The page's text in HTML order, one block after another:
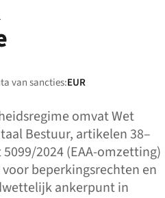
van sancties:EUR
omvat Wet
Bestuur, artikelen 38–
2024 (EAA-omzetting)
beperkingsrechten en
ankerpunt in